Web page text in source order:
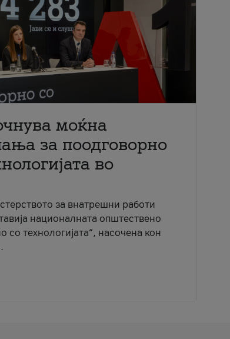
моќна
за поодговорно
во
за внатрешни работи
националната општествено
технологијата“, насочена кон